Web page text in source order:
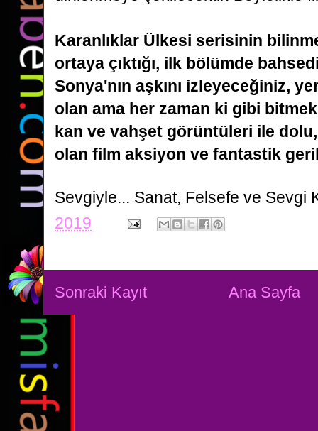
Karanlıklar Ülkesi serisinin
ortaya çıktığı, ilk bölümde
Sonya'nın aşkını izleyeceğiniz,
olan ama her zaman ki gibi
kan ve vahşet görüntüleri ile
olan film aksiyon ve fantastik
Sevgiyle... Sanat, Felsefe ve Sevgi
2019
Sonraki Kayıt Ana Sayfa